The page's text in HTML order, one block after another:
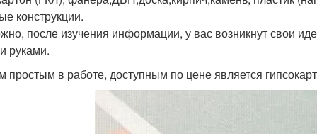
конструкции.
после изучения информации, у вас возникнут свои
руками.
в работе, доступным по цене является